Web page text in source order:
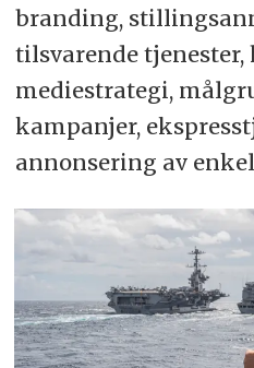
branding,
tilsvarende tjenester,
mediestrategi,
kampanjer,
annonsering av